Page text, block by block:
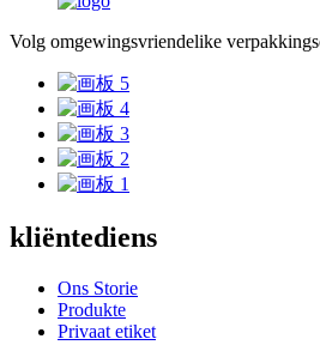
Volg omgewingsvriendelike
kliëntediens
Ons Storie
Produkte
Privaat etiket